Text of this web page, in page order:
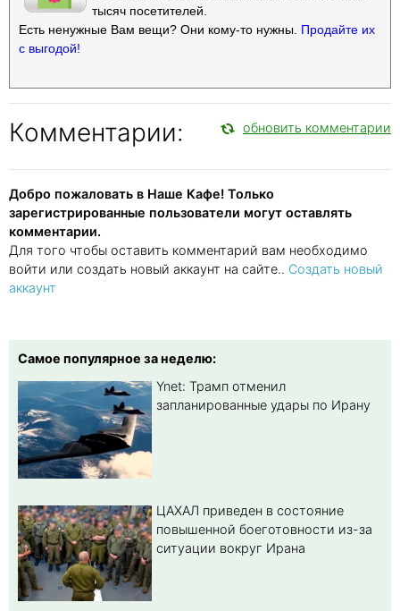
тысяч посетителей.
Есть ненужные Вам вещи? Они кому-то нужны. Продайте их
с выгодой!
Комментарии: обновить комментарии
Добро пожаловать в Наше Кафе! Только
зарегистрированные пользователи могут оставлять
комментарии.
Для того чтобы оставить комментарий вам необходимо
войти или создать новый аккаунт на сайте.. Создать новый
аккаунт
Самое популярное за неделю:
Ynet: Трамп отменил
запланированные удары по Ирану
ЦАХАЛ приведен в состояние
повышенной боеготовности из-за
ситуации вокруг Ирана